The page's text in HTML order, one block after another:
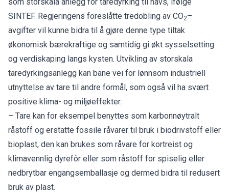
SINTEF. Regjeringens foreslåtte tredobling av CO2–
avgifter vil kunne bidra til å gjøre denne type tiltak
økonomisk bærekraftige og samtidig gi økt sysselsetting
og verdiskaping langs kysten. Utvikling av storskala
taredyrkingsanlegg kan bane vei for lønnsom industriell
utnyttelse av tare til andre formål, som også vil ha svært
positive klima- og miljøeffekter.
– Tare kan for eksempel benyttes som karbonnøytralt
råstoff og erstatte fossile råvarer til bruk i biodrivstoff eller
bioplast, den kan brukes som råvare for kortreist og
klimavennlig dyrefôr eller som råstoff for spiselig eller
nedbrytbar engangsemballasje og dermed bidra til redusert
bruk av plast.